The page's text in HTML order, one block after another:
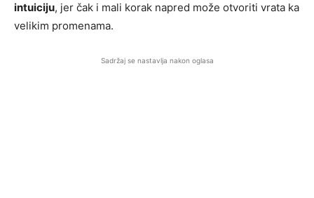
intuiciju, jer čak i mali korak napred može otvoriti vrata ka
velikim promenama.
Sadržaj se nastavlja nakon oglasa